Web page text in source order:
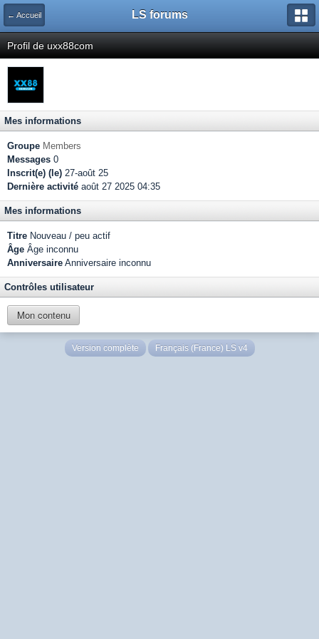
← Accueil LS forums
Profil de uxx88com
Mes informations
Groupe Members
Messages 0
Inscrit(e) (le) 27-août 25
Dernière activité août 27 2025 04:35
Mes informations
Titre Nouveau / peu actif
Âge Âge inconnu
Anniversaire Anniversaire inconnu
Contrôles utilisateur
Mon contenu
Version complète Français (France) LS v4